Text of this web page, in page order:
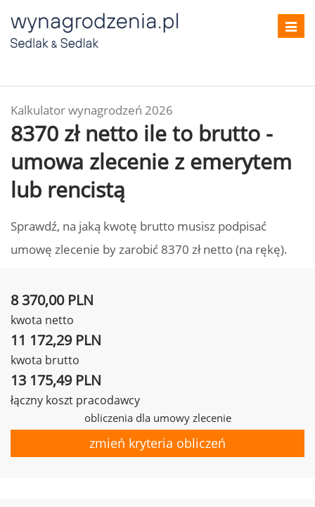
Kalkulator wynagrodzeń 2026
8370 zł netto ile to brutto -
umowa zlecenie z emerytem
lub rencistą
Sprawdź, na jaką kwotę brutto musisz podpisać
umowę zlecenie by zarobić 8370 zł netto (na rękę).
8 370,00 PLN
kwota netto
11 172,29 PLN
kwota brutto
13 175,49 PLN
łączny koszt pracodawcy
obliczenia dla umowy zlecenie
zmień kryteria obliczeń